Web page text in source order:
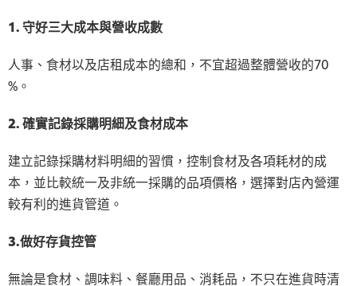
1. 守好三大成本與營收成數
人事、食材以及店租成本的總和，不宜超過整體營收的70
%。
2. 確實記錄採購明細及食材成本
建立記錄採購材料明細的習慣，控制食材及各項耗材的成
本，並比較統一及非統一採購的品項價格，選擇對店內營運
較有利的進貨管道。
3.做好存貨控管
無論是食材、調味料、餐廳用品、消耗品，不只在進貨時清